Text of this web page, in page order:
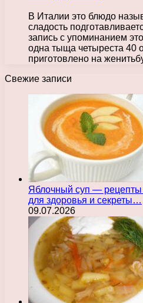
В Италии это блюдо
сладость
запись с упоминанием
одна тыща четыреста 40
приготовлено на
Свежие записи
Яблочный суп — рецепты
для здоровья и секреты…
09.07.2026